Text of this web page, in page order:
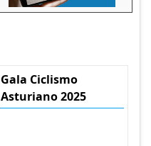
Gala Ciclismo
Asturiano 2025